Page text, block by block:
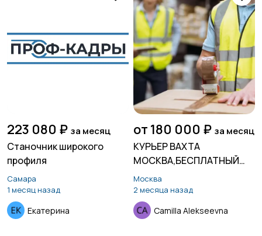
223 080 ₽ за месяц
Станочник широкого
профиля
Самара
1 месяц назад
Екатерина
от 180 000 ₽ за месяц
КУРЬЕР ВАХТА
МОСКВА,БЕСПЛАТНЫЙ
ХОСТЕЛ,ДО 7000 Р
Москва
2 месяца назад
Camilla Alekseevna